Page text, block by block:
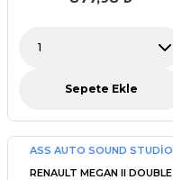
Sepete Ekle
ASS AUTO SOUND STUDİO
RENAULT MEGAN II DOUBLE